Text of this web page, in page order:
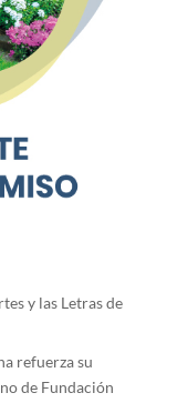
y las Letras de
refuerza su
de Fundación